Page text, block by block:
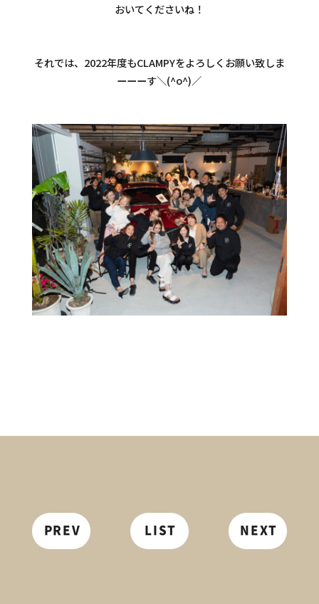
おいてくださいね！
それでは、2022年度もCLAMPYをよろしくお願い致しま
ーーーす＼(^o^)／
PREV LIST NEXT